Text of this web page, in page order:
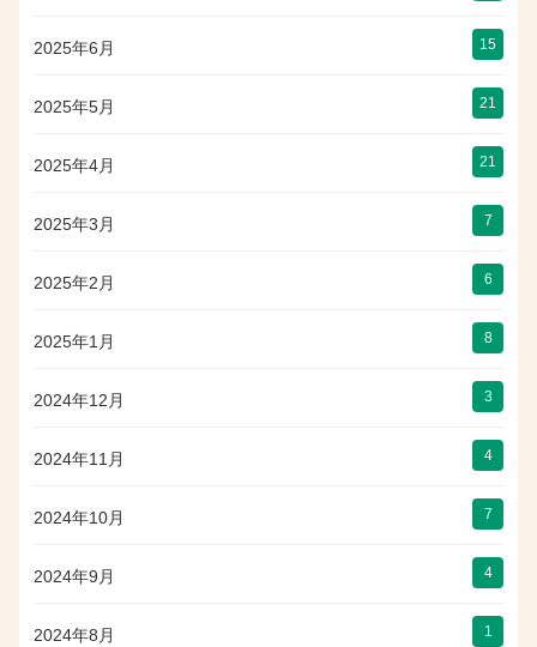
2025年6月 15
2025年5月 21
2025年4月 21
2025年3月 7
2025年2月 6
2025年1月 8
2024年12月 3
2024年11月 4
2024年10月 7
2024年9月 4
2024年8月 1